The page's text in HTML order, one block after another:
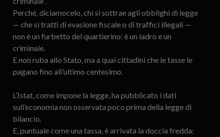
Perché, diciamocelo, chi si sottrae agli obblighi di legge
— che si tratti di evasione fiscale o di traffici illegali —
non è un furbetto del quartierino: è un ladro e un
criminale.
E non ruba allo Stato, ma a quai cittadini che le tasse le
pagano fino all’ultimo centesimo.
L’Istat, come impone la legge, ha pubblicato i dati
sull’economia non osservata poco prima della legge di
bilancio.
E, puntuale come una tassa, è arrivata la doccia fredda: